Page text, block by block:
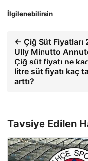
İlgilenebilirsin
← Çiğ Süt Fiyatları
Ully Minutto
Çiğ süt fiyatı ne
litre süt fiyatı kaç
arttı?
Tavsiye Edilen